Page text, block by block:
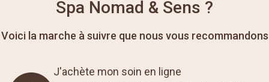
Spa Nomad & Sens ?
Voici la marche à suivre que nous vous recommandons
J'achète mon soin en ligne